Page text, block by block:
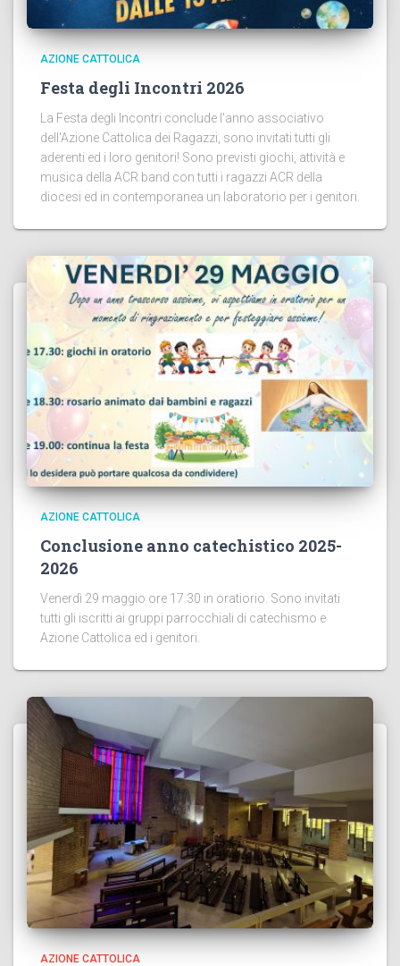
AZIONE CATTOLICA
Festa degli Incontri 2026
La Festa degli Incontri conclude l'anno associativo
dell'Azione Cattolica dei Ragazzi, sono invitati tutti gli
aderenti ed i loro genitori! Sono previsti giochi, attività e
musica della ACR band con tutti i ragazzi ACR della
diocesi ed in contemporanea un laboratorio per i genitori.
AZIONE CATTOLICA
Conclusione anno catechistico 2025-
2026
Venerdì 29 maggio ore 17.30 in oratiorio. Sono invitati
tutti gli iscritti ai gruppi parrocchiali di catechismo e
Azione Cattolica ed i genitori.
AZIONE CATTOLICA